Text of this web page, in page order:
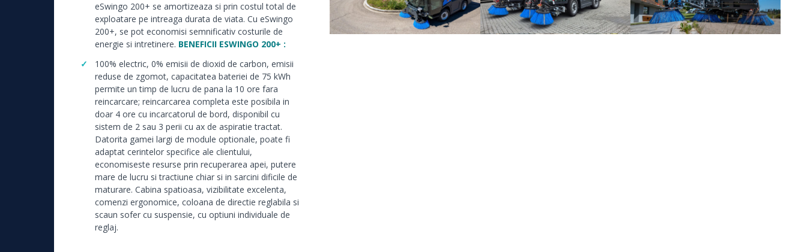
eSwingo 200+ se amortizeaza si prin costul total de
exploatare pe intreaga durata de viata. Cu eSwingo
200+, se pot economisi semnificativ costurile de
energie si intretinere. BENEFICII ESWINGO 200+ :
100% electric, 0% emisii de dioxid de carbon, emisii
reduse de zgomot, capacitatea bateriei de 75 kWh
permite un timp de lucru de pana la 10 ore fara
reincarcare; reincarcarea completa este posibila in
doar 4 ore cu incarcatorul de bord, disponibil cu
sistem de 2 sau 3 perii cu ax de aspiratie tractat.
Datorita gamei largi de module optionale, poate fi
adaptat cerintelor specifice ale clientului,
economiseste resurse prin recuperarea apei, putere
mare de lucru si tractiune chiar si in sarcini dificile de
maturare. Cabina spatioasa, vizibilitate excelenta,
comenzi ergonomice, coloana de directie reglabila si
scaun sofer cu suspensie, cu optiuni individuale de
reglaj.